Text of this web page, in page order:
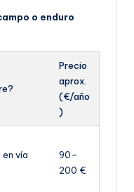
o enduro
Precio
aprox.
(€/año
)
en vía
90–
200 €